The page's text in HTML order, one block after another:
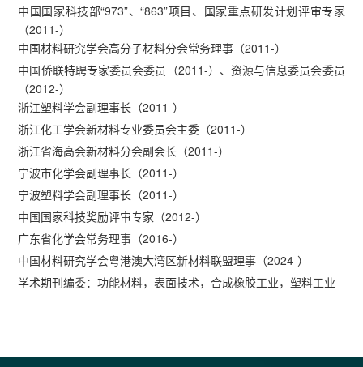
中国国家科技部“973”、“863”项目、国家重点研发计划评审专家
（2011-）
中国材料研究学会高分子材料分会常务理事（2011-）
中国侨联特聘专家委员会委员（2011-）、资源与信息委员会委员
（2012-）
浙江塑料学会副理事长（2011-）
浙江化工学会新材料专业委员会主委（2011-）
浙江省海高会新材料分会副会长（2011-）
宁波市化学会副理事长（2011-）
宁波塑料学会副理事长（2011-）
中国国家科技奖励评审专家（2012-）
广东省化学会常务理事（2016-）
中国材料研究学会粤港澳大湾区新材料联盟理事（2024-）
学术期刊编委：功能材料，表面技术，合成橡胶工业，塑料工业